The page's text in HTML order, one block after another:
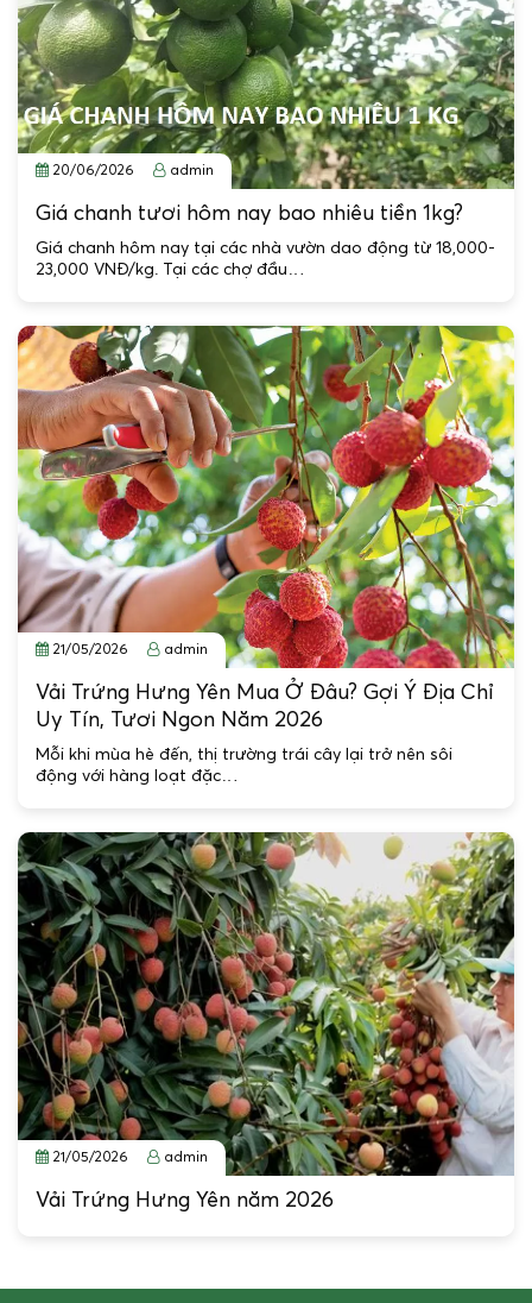
20/06/2026 admin
Giá chanh tươi hôm nay bao nhiêu tiền 1kg?
Giá chanh hôm nay tại các nhà vườn dao động từ 18,000-
23,000 VNĐ/kg. Tại các chợ đầu…
21/05/2026 admin
Vải Trứng Hưng Yên Mua Ở Đâu? Gợi Ý Địa Chỉ
Uy Tín, Tươi Ngon Năm 2026
Mỗi khi mùa hè đến, thị trường trái cây lại trở nên sôi
động với hàng loạt đặc…
21/05/2026 admin
Vải Trứng Hưng Yên năm 2026